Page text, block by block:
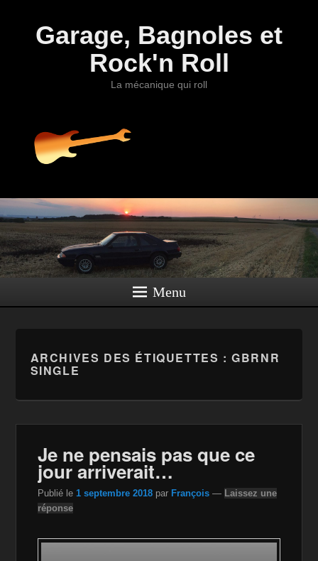
Garage, Bagnoles et
Rock'n Roll
La mécanique qui roll
Menu
ARCHIVES DES ÉTIQUETTES :GBRNR
SINGLE
Je ne pensais pas que ce
jour arriverait…
Publié le 1 septembre 2018 par François — Laissez une
réponse